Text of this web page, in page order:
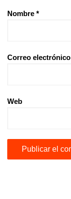
Nombre *
Correo electrónico
Web